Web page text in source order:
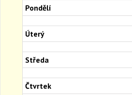
Pondělí
Úterý
Středa
Čtvrtek